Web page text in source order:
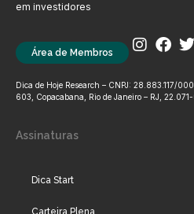
em investidores
Área de Membros
Dica de Hoje Research – CNPJ: 28.883.117/
603, Copacabana, Rio de Janeiro – RJ,
Assinaturas
Dica Start